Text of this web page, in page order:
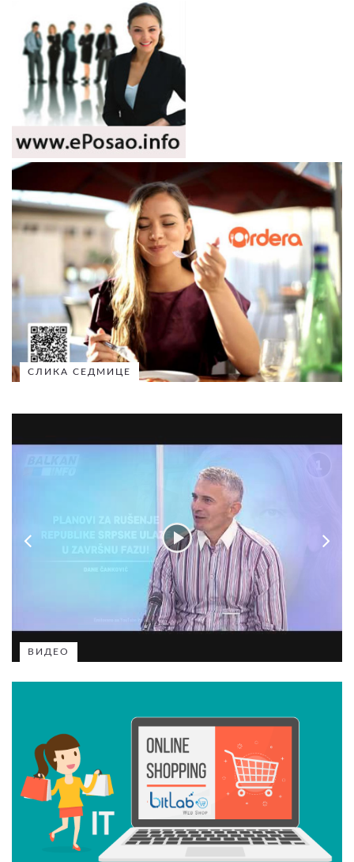
СЛИКА СЕДМИЦЕ
ВИДЕО